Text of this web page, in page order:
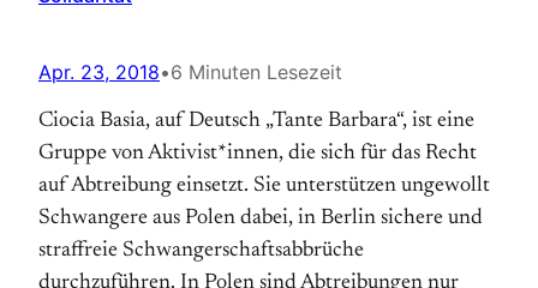
Apr. 23, 2018•6 Minuten Lesezeit
Ciocia Basia, auf Deutsch „Tante Barbara“, ist eine
Gruppe von Aktivist*innen, die sich für das Recht
auf Abtreibung einsetzt. Sie unterstützen ungewollt
Schwangere aus Polen dabei, in Berlin sichere und
straffreie Schwangerschaftsabbrüche
durchzuführen. In Polen sind Abtreibungen nur